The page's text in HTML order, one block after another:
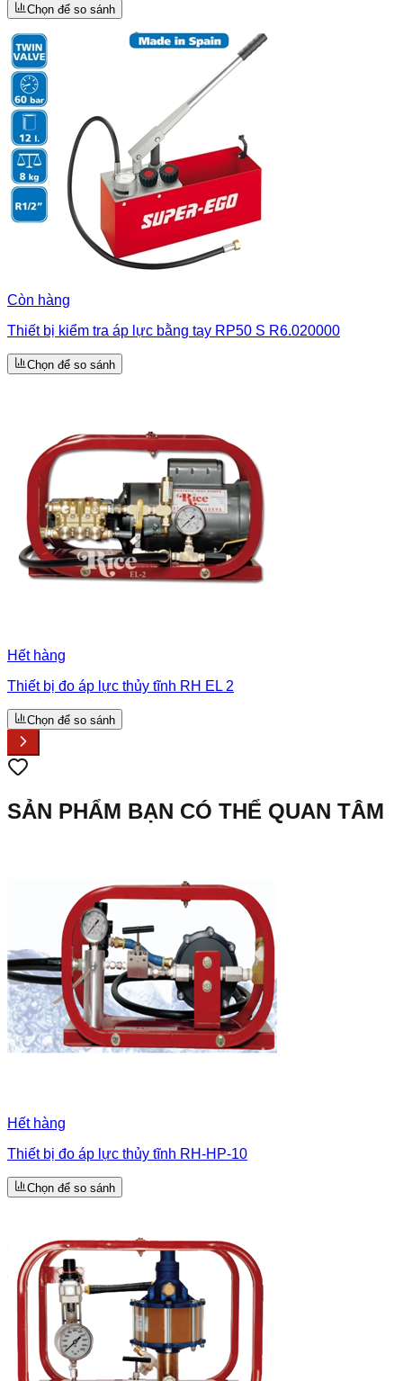
Chọn để so sánh
Còn hàng
Thiết bị kiểm tra áp lực bằng tay RP50 S R6.020000
Chọn để so sánh
Hết hàng
Thiết bị đo áp lực thủy tĩnh RH EL 2
Chọn để so sánh
SẢN PHẨM BẠN CÓ THỂ QUAN TÂM
Hết hàng
Thiết bị đo áp lực thủy tĩnh RH-HP-10
Chọn để so sánh